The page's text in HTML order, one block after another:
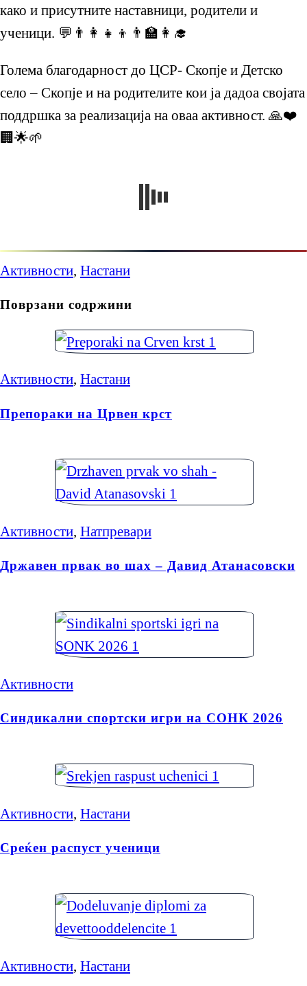
како и присутните наставници, родители и
ученици. 💬👨‍👩‍👧‍👦👨‍🏫👩‍🎓
Голема благодарност до ЦСР- Скопје и Детско
село – Скопје и на родителите кои ја дадоа својата
поддршка за реализација на оваа активност. 🙏❤️
🏢🌟🌱
Активности, Настани
Поврзани содржини
Активности, Настани
Препораки на Црвен крст
Активности, Натпревари
Државен првак во шах – Давид Атанасовски
Активности
Синдикални спортски игри на СОНК 2026
Активности, Настани
Среќен распуст ученици
Активности Настани